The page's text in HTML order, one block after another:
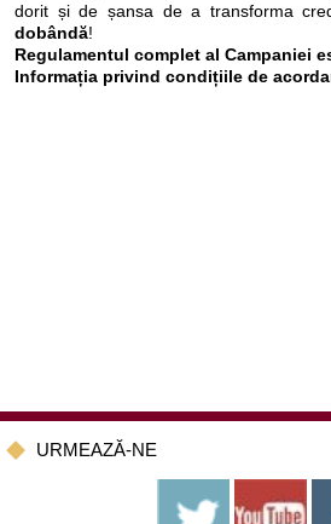
dorit și de șansa de a transforma
dobândă!
Regulamentul complet al Campaniei
Informația privind condițiile de
URMEAZĂ-NE